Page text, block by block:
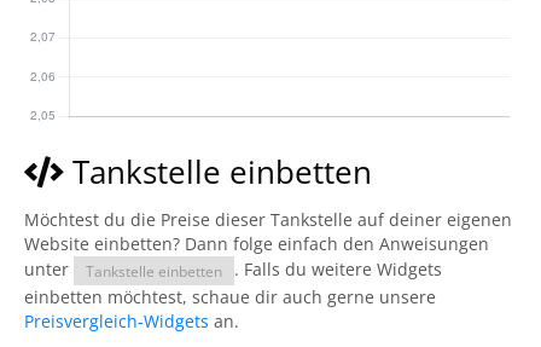
Tankstelle einbetten
Möchtest du die Preise dieser Tankstelle auf deiner eigenen
Website einbetten? Dann folge einfach den Anweisungen
unter
Tankstelle einbetten
. Falls du weitere Widgets
einbetten möchtest, schaue dir auch gerne unsere
Preisvergleich-Widgets an.